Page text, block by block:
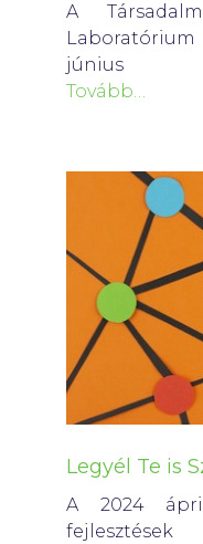
A
június
Tovább…
Legyél Te is
A 2024